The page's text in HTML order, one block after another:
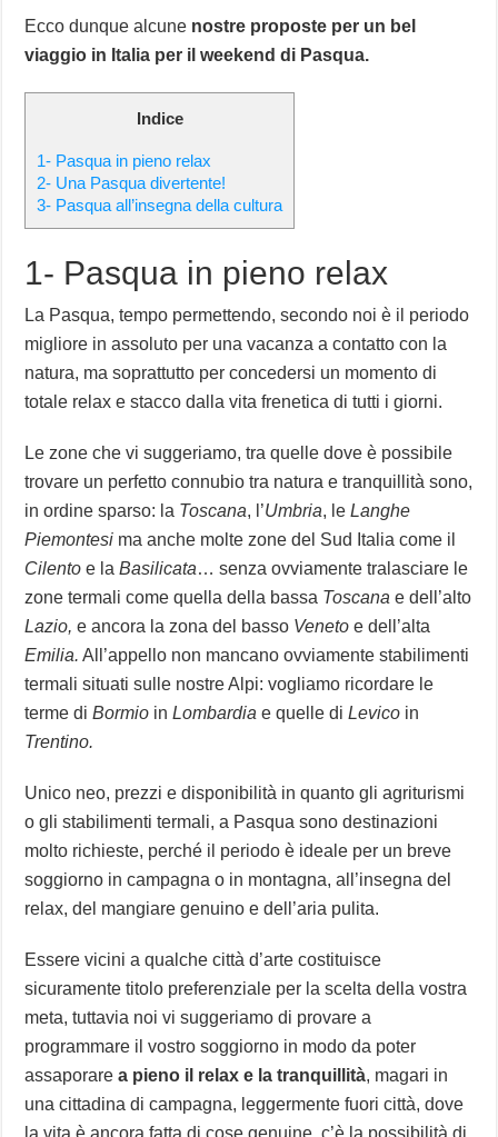
Ecco dunque alcune nostre proposte per un bel
viaggio in Italia per il weekend di Pasqua.
Indice
1- Pasqua in pieno relax
2- Una Pasqua divertente!
3- Pasqua all’insegna della cultura
1- Pasqua in pieno relax
La Pasqua, tempo permettendo, secondo noi è il periodo
migliore in assoluto per una vacanza a contatto con la
natura, ma soprattutto per concedersi un momento di
totale relax e stacco dalla vita frenetica di tutti i giorni.
Le zone che vi suggeriamo, tra quelle dove è possibile
trovare un perfetto connubio tra natura e tranquillità sono,
in ordine sparso: la Toscana, l’Umbria, leLanghe
Piemontesi ma anche molte zone del Sud Italia come il
Cilento e laBasilicata… senza ovviamente tralasciare le
zone termali come quella della bassa Toscana e dell’alto
Lazio, e ancora la zona del basso Veneto e dell’alta
Emilia. All’appello non mancano ovviamente stabilimenti
termali situati sulle nostre Alpi: vogliamo ricordare le
terme diBormio inLombardia e quelle diLevico in
Trentino.
Unico neo, prezzi e disponibilità in quanto gli agriturismi
o gli stabilimenti termali, a Pasqua sono destinazioni
molto richieste, perché il periodo è ideale per un breve
soggiorno in campagna o in montagna, all’insegna del
relax, del mangiare genuino e dell’aria pulita.
Essere vicini a qualche città d’arte costituisce
sicuramente titolo preferenziale per la scelta della vostra
meta, tuttavia noi vi suggeriamo di provare a
programmare il vostro soggiorno in modo da poter
assaporarea pieno il relax e la tranquillità, magari in
una cittadina di campagna, leggermente fuori città, dove
la vita è ancora fatta di cose genuine, c’è la possibilità di